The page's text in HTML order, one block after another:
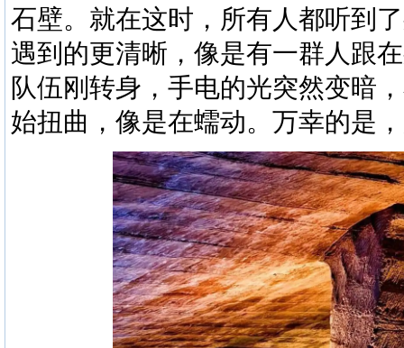
石壁。就在这时，所有人都听到
遇到的更清晰，像是有一群人跟
队伍刚转身，手电的光突然变暗
始扭曲，像是在蠕动。万幸的是